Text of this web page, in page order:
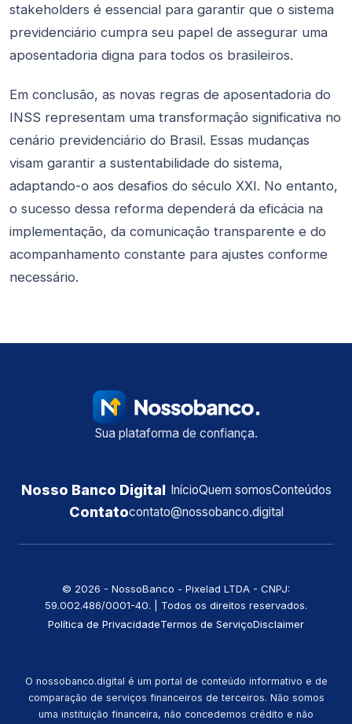
stakeholders é essencial para garantir que o sistema
previdenciário cumpra seu papel de assegurar uma
aposentadoria digna para todos os brasileiros.
Em conclusão, as novas regras de aposentadoria do
INSS representam uma transformação significativa no
cenário previdenciário do Brasil. Essas mudanças
visam garantir a sustentabilidade do sistema,
adaptando-o aos desafios do século XXI. No entanto,
o sucesso dessa reforma dependerá da eficácia na
implementação, da comunicação transparente e do
acompanhamento constante para ajustes conforme
necessário.
Sua plataforma de confiança.
Nosso Banco Digital InícioQuem somosConteúdos
Contatocontato@nossobanco.digital
©️ 2026 - NossoBanco - Pixelad LTDA - CNPJ:
59.002.486/0001-40. | Todos os direitos reservados.
Política de PrivacidadeTermos de ServiçoDisclaimer
O nossobanco.digital é um portal de conteúdo informativo e de
comparação de serviços financeiros de terceiros. Não somos
uma instituição financeira, não concedemos crédito e não